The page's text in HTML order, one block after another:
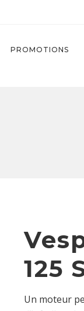
PROMOTIONS
125
Un moteur